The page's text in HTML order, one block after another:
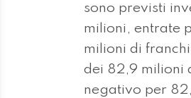
sono previsti
milioni, entrate
milioni di
dei 82,9 milioni
negativo per